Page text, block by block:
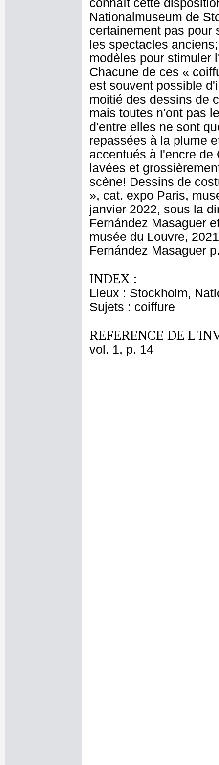
connaît cette
Nationalmuseum de
certainement pas pour
les spectacles
modèles pour stimuler
Chacune de ces «
est souvent possible
moitié des dessins de
mais toutes n'ont pas
d'entre elles ne sont
repassées à la plume
accentués à l'encre de
lavées et
scène! Dessins de
», cat. expo Paris,
janvier 2022, sous la
Fernández Masaguer
musée du Louvre,
Fernández Masaguer
INDEX :
Lieux : Stockholm,
Sujets : coiffure
REFERENCE DE
vol. 1, p. 14